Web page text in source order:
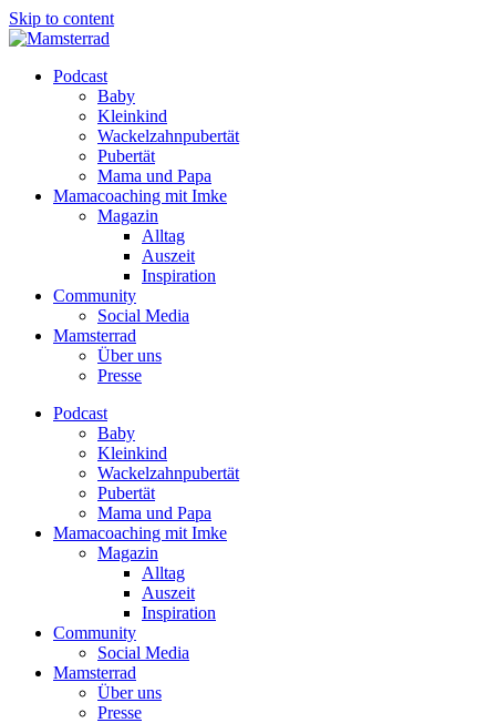
Skip to content
Podcast
Baby
Kleinkind
Wackelzahnpubertät
Pubertät
Mama und Papa
Mamacoaching mit Imke
Magazin
Alltag
Auszeit
Inspiration
Community
Social Media
Mamsterrad
Über uns
Presse
Podcast
Baby
Kleinkind
Wackelzahnpubertät
Pubertät
Mama und Papa
Mamacoaching mit Imke
Magazin
Alltag
Auszeit
Inspiration
Community
Social Media
Mamsterrad
Über uns
Presse